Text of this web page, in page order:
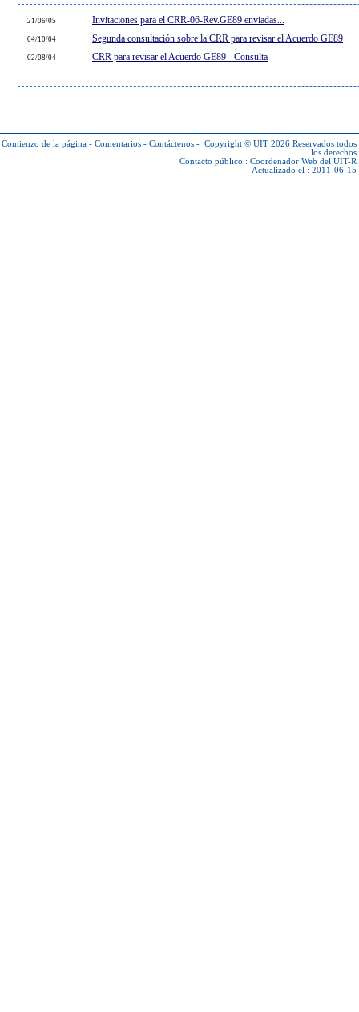
21/06/05 Invitaciones para el CRR-06-Rev.GE89 enviadas...
04/10/04 Segunda consultación sobre la CRR para revisar el Acuerdo GE89
02/08/04 CRR para revisar el Acuerdo GE89 - Consulta
Comienzo de la página - Comentarios - Contáctenos - Copyright © UIT 2026 Reservados todos
los derechos
Contacto público : Coordenador Web del UIT-R
Actualizado el : 2011-06-15